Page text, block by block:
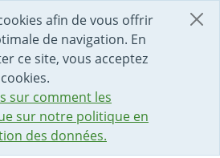
afin de vous offrir
de navigation. En
ce site, vous acceptez
sur comment les
sur notre politique en
des données.
DE LA PAGE
RECHERCHE